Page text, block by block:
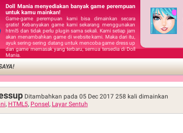
Doll Mania menyediakan banyak game perempuan
untuk kamu mainkan!
Game-game perempuan kami bisa dimainkan secara
gratis! Kebanyakan game kami sekarang menggunakan
html5 dan tidak perlu plugin sama sekali. Kami setiap jam
akan menambahkan game di website kami. Maka dari itu,
ayuk sering-sering datang untuk mencoba game dress up
dan game memasak yang terbaru, semua tersedia di Doll
Mania.
Ditambahkan pada 05 Dec 2017 258 kali dimainkan
, HTML5, Ponsel , Layar Sentuh